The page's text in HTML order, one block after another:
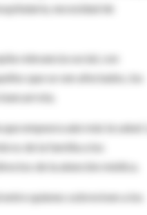
necesidad de
relevancia social, con
que se ven afectados, los
empeora aún más la salud.
de la familia a los
de la atención médica.
quienes sobreviven a los